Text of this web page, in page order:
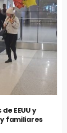
EEUU y
familiares